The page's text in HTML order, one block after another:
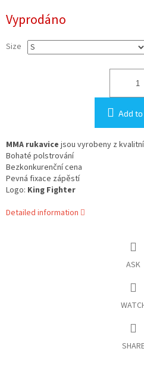
price:
Vyprodáno
Size
Add
MMA rukavice jsou vyrobeny z
Bohaté polstrování
Bezkonkurenční cena
Pevná fixace zápěstí
Logo: King Fighter
Detailed information
ASK